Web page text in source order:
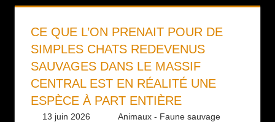
CE QUE L’ON PRENAIT POUR DE
SIMPLES CHATS REDEVENUS
SAUVAGES DANS LE MASSIF
CENTRAL EST EN RÉALITÉ UNE
ESPÈCE À PART ENTIÈRE
13 juin 2026 Daniel
Animaux - Faune sauvage